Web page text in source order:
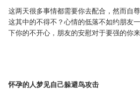
这两天很多事情都需要你去配合，然而自
这其中的不得不？心情的低落不如约朋友
下你的不开心，朋友的安慰对于要强的你
怀孕的人梦见自己躲避鸟攻击